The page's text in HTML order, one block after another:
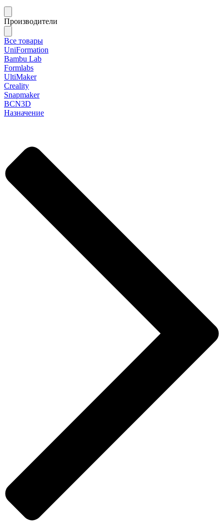
Производители
Все товары
UniFormation
Bambu Lab
Formlabs
UltiMaker
Creality
Snapmaker
BCN3D
Назначение